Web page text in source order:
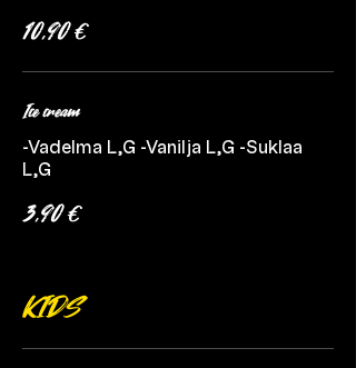
10,90 €
Ice cream
-Vadelma L,G -Vanilja L,G -Suklaa
L,G
3,90 €
KIDS